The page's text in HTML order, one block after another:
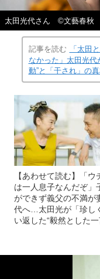
太田光代さん ©文藝春秋
記事を読む
「太田
なかった」太田光代
動”と「干され」の
【あわせて読む】「ウ
は一人息子なんだぞ」
ができず義父の不満が
代へ…太田光が「珍し
い返した“毅然とした一